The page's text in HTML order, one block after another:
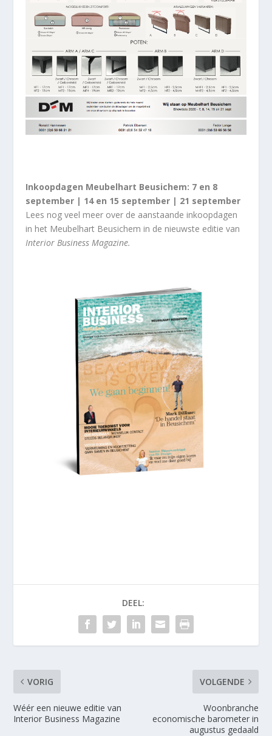
Inkoopdagen Meubelhart Beusichem: 7 en 8
september | 14 en 15 september | 21 september
Lees nog veel meer over de aanstaande inkoopdagen
in het Meubelhart Beusichem in de nieuwste editie van
Interior Business Magazine.
DEEL:
VORIG
Wéér een nieuwe editie van
Interior Business Magazine
VOLGENDE
Woonbranche
economische barometer in
augustus gedaald